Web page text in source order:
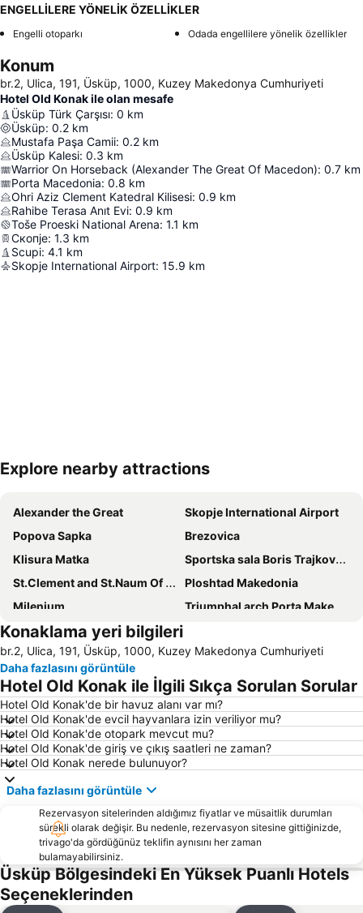
ENGELLİLERE YÖNELİK ÖZELLİKLER
Engelli otoparkı Odada engellilere yönelik özellikler
Konum
br.2, Ulica, 191, Üsküp, 1000, Kuzey Makedonya Cumhuriyeti
Hotel Old Konak ile olan mesafe
Üsküp Türk Çarşısı: 0 km
Üsküp: 0.2 km
Mustafa Paşa Camii: 0.2 km
Üsküp Kalesi: 0.3 km
Warrior On Horseback (Alexander The Great Of Macedon): 0.7 km
Porta Macedonia: 0.8 km
Ohri Aziz Clement Katedral Kilisesi: 0.9 km
Rahibe Terasa Anıt Evi: 0.9 km
Toše Proeski National Arena: 1.1 km
Скопје: 1.3 km
Scupi: 4.1 km
Skopje International Airport: 15.9 km
Haritayı genişlet
Explore nearby attractions
Alexander the Great
Skopje International Airport
Popova Sapka
Brezovica
Klisura Matka
Sportska sala Boris Trajkovski
St.Clement and St.Naum Of Ohrid
Ploshtad Makedonia
Milenium
Triumphal arch Porta Makedonia
Nacionalna Galerija na Makedonija - Izložben prostor Cifte Amam
Spomenik na car Samoil
Justinian I
Konaklama yeri bilgileri
br.2, Ulica, 191, Üsküp, 1000, Kuzey Makedonya Cumhuriyeti
Daha fazlasını görüntüle
Hotel Old Konak ile İlgili Sıkça Sorulan Sorular
Hotel Old Konak'de bir havuz alanı var mı?
Hotel Old Konak'de evcil hayvanlara izin veriliyor mu?
Hotel Old Konak'de otopark mevcut mu?
Hotel Old Konak'de giriş ve çıkış saatleri ne zaman?
Hotel Old Konak nerede bulunuyor?
Daha fazlasını görüntüle
Rezervasyon sitelerinden aldığımız fiyatlar ve müsaitlik durumları
sürekli olarak değişir. Bu nedenle, rezervasyon sitesine gittiğinizde,
trivago'da gördüğünüz teklifin aynısını her zaman
bulamayabilirsiniz.
Üsküp Bölgesindeki En Yüksek Puanlı Hotels
Seçeneklerinden